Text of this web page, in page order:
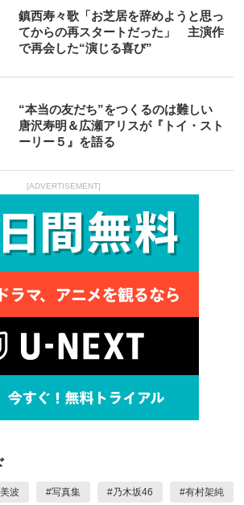
鎮西寿々歌「お芝居を辞めようと思っ
てからの再スタートだった」 主演作
で再会した“演じる喜び”
“本当の友だち”をつくるのは難しい
唐沢寿明＆広瀬アリスが『トイ・スト
ーリー５』を語る
[ADVERTISEMENT]
波 #写真集 #乃木坂46 #有村架純